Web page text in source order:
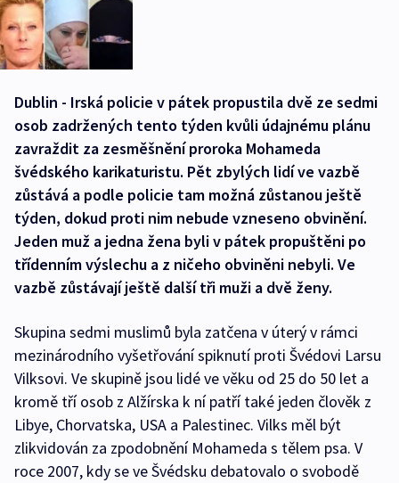
Dublin - Irská policie v pátek propustila dvě ze sedmi
osob zadržených tento týden kvůli údajnému plánu
zavraždit za zesměšnění proroka Mohameda
švédského karikaturistu. Pět zbylých lidí ve vazbě
zůstává a podle policie tam možná zůstanou ještě
týden, dokud proti nim nebude vzneseno obvinění.
Jeden muž a jedna žena byli v pátek propuštěni po
třídenním výslechu a z ničeho obviněni nebyli. Ve
vazbě zůstávají ještě další tři muži a dvě ženy.
Skupina sedmi muslimů byla zatčena v úterý v rámci
mezinárodního vyšetřování spiknutí proti Švédovi Larsu
Vilksovi. Ve skupině jsou lidé ve věku od 25 do 50 let a
kromě tří osob z Alžírska k ní patří také jeden člověk z
Libye, Chorvatska, USA a Palestinec. Vilks měl být
zlikvidován za zpodobnění Mohameda s tělem psa. V
roce 2007, kdy se ve Švédsku debatovalo o svobodě